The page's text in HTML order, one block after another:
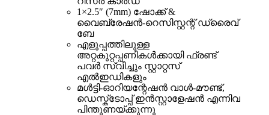
1×2.5″ (7mm) ഷോക്ക് &
വൈബ്രേഷൻ-റെസിസ്റ്റന്റ് ഡ്രൈവ്
ബേ
എളുപ്പത്തിലുള്ള
അറ്റകുറ്റപ്പണികൾക്കായി ഫ്രണ്ട്
പവർ സ്വിച്ചും സ്റ്റാറ്റസ്
എൽഇഡികളും
മൾട്ടി-ഓറിയന്റേഷൻ വാൾ-മൗണ്ട്,
ഡെസ്ക്ടോപ്പ് ഇൻസ്റ്റാളേഷൻ എന്നിവ
പിന്തുണയ്ക്കുന്നു